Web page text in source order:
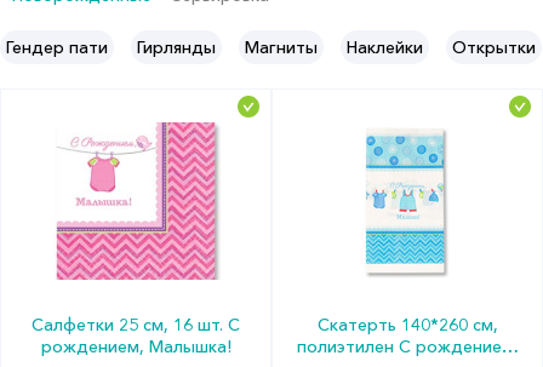
Гендер пати Гирлянды Магниты Наклейки Открытки
Салфетки 25 см, 16 шт. С
рождением, Малышка!
Скатерть 140*260 см,
полиэтилен С рождением,